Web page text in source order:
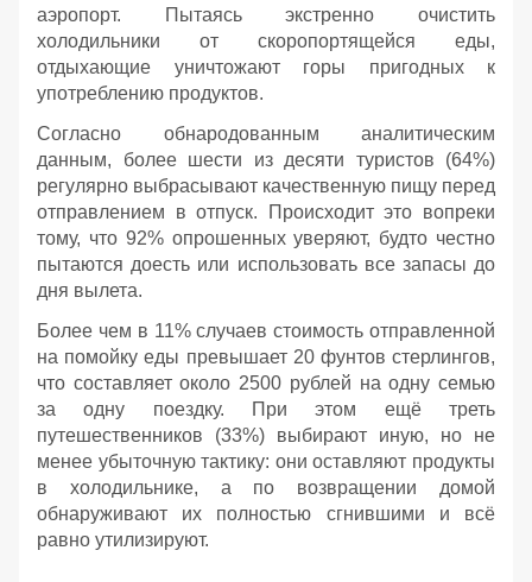
аэропорт. Пытаясь экстренно очистить
холодильники от скоропортящейся еды,
отдыхающие уничтожают горы пригодных к
употреблению продуктов.
Согласно обнародованным аналитическим
данным, более шести из десяти туристов (64%)
регулярно выбрасывают качественную пищу перед
отправлением в отпуск. Происходит это вопреки
тому, что 92% опрошенных уверяют, будто честно
пытаются доесть или использовать все запасы до
дня вылета.
Более чем в 11% случаев стоимость отправленной
на помойку еды превышает 20 фунтов стерлингов,
что составляет около 2500 рублей на одну семью
за одну поездку. При этом ещё треть
путешественников (33%) выбирают иную, но не
менее убыточную тактику: они оставляют продукты
в холодильнике, а по возвращении домой
обнаруживают их полностью сгнившими и всё
равно утилизируют.